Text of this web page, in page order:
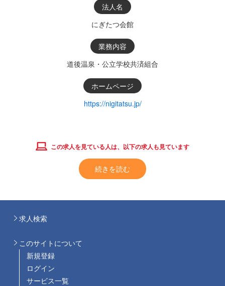
法人名
にぎたつ会館
業務内容
道後温泉・公立学校共済組合
ホームページ
https://nigitatsu.jp/
この求人を見ている人は、以下の求人も見ています
続きを読む
求人検索
このサイトについて
新規登録
ログイン
サービス一覧